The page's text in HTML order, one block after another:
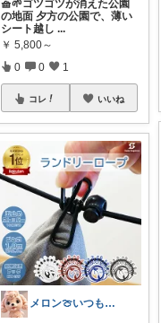
🧺🌱ゴツゴツが消えた公園
の地面 夕方の公園で、薄い
シート越し ...
￥ 5,800～
0 0 1
コレ いいね
メロン🍈いつも感謝様✨️